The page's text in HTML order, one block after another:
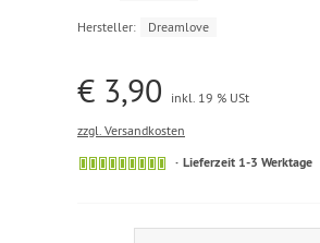
Hersteller: Dreamlove
€ 3,90
inkl. 19 % USt
zzgl. Versandkosten
Lieferzeit 1-3 Werktage